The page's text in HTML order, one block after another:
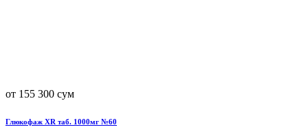
от 155 300 сум
Глюкофаж XR таб. 1000мг №60